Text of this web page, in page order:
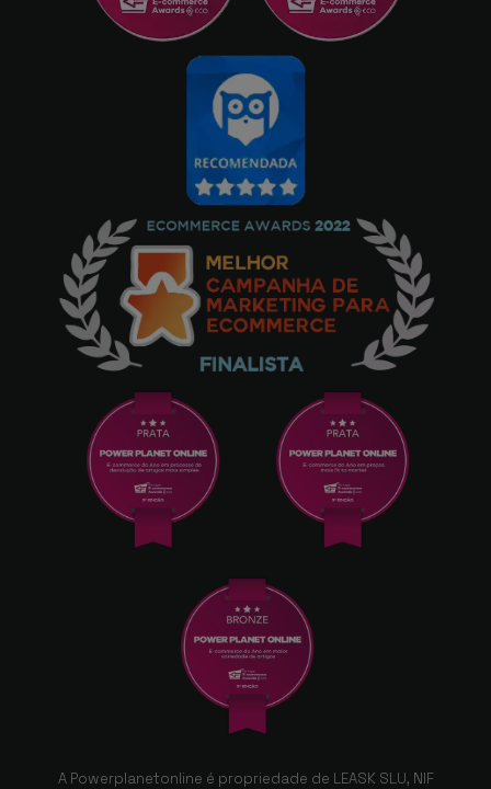
A Powerplanetonline é propriedade de LEASK SLU, NIF